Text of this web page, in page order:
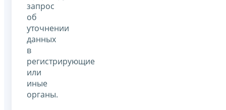
запрос
об
уточнении
данных
в
регистрирующие
или
иные
органы.